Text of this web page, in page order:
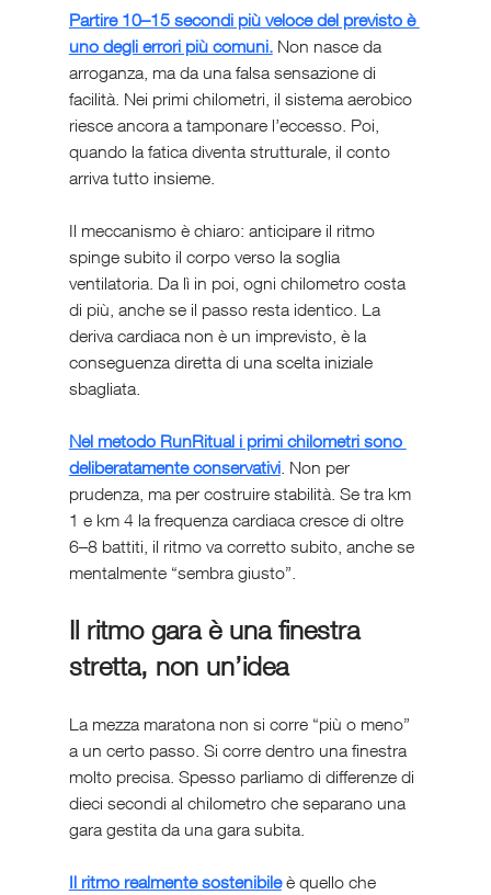
Partire 10–15 secondi più veloce del previsto è
uno degli errori più comuni. Non nasce da
arroganza, ma da una falsa sensazione di
facilità. Nei primi chilometri, il sistema aerobico
riesce ancora a tamponare l’eccesso. Poi,
quando la fatica diventa strutturale, il conto
arriva tutto insieme.
Il meccanismo è chiaro: anticipare il ritmo
spinge subito il corpo verso la soglia
ventilatoria. Da lì in poi, ogni chilometro costa
di più, anche se il passo resta identico. La
deriva cardiaca non è un imprevisto, è la
conseguenza diretta di una scelta iniziale
sbagliata.
Nel metodo RunRitual i primi chilometri sono
deliberatamente conservativi. Non per
prudenza, ma per costruire stabilità. Se tra km
1 e km 4 la frequenza cardiaca cresce di oltre
6–8 battiti, il ritmo va corretto subito, anche se
mentalmente “sembra giusto”.
Il ritmo gara è una finestra
stretta, non un’idea
La mezza maratona non si corre “più o meno”
a un certo passo. Si corre dentro una finestra
molto precisa. Spesso parliamo di differenze di
dieci secondi al chilometro che separano una
gara gestita da una gara subita.
Il ritmo realmente sostenibile è quello che